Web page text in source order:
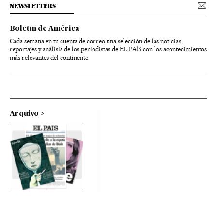
NEWSLETTERS
Boletín de América
Cada semana en tu cuenta de correo una selección de las noticias,
reportajes y análisis de los periodistas de EL PAÍS con los acontecimientos
más relevantes del continente.
Arquivo